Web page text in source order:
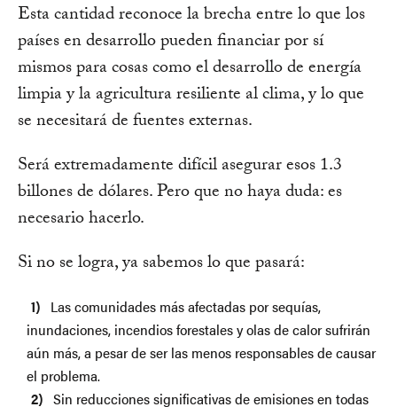
Esta cantidad reconoce la brecha entre lo que los
países en desarrollo pueden financiar por sí
mismos para cosas como el desarrollo de energía
limpia y la agricultura resiliente al clima, y lo que
se necesitará de fuentes externas.
Será extremadamente difícil asegurar esos 1.3
billones de dólares. Pero que no haya duda: es
necesario hacerlo.
Si no se logra, ya sabemos lo que pasará:
Las comunidades más afectadas por sequías,
inundaciones, incendios forestales y olas de calor sufrirán
aún más, a pesar de ser las menos responsables de causar
el problema.
Sin reducciones significativas de emisiones en todas